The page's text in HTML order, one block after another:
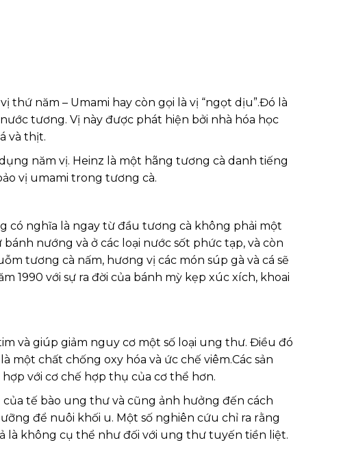
thứ năm – Umami hay còn gọi là vị “ngọt dịu”.Đó là
tương. Vị này được phát hiện bởi nhà hóa học
và thịt.
năm vị. Heinz là một hãng tương cà danh tiếng
vị umami trong tương cà.
có nghĩa là ngay từ đầu tương cà không phải một
nướng và ở các loại nước sốt phức tạp, và còn
tương cà nấm, hương vị các món súp gà và cá sẽ
với sự ra đời của bánh mỳ kẹp xúc xích, khoai
và giúp giảm nguy cơ một số loại ung thư. Điều đó
một chất chống oxy hóa và ức chế viêm.Các sản
với cơ chế hợp thụ của cơ thể hơn.
tế bào ung thư và cũng ảnh hưởng đến cách
để nuôi khối u. Một số nghiên cứu chỉ ra rằng
không cụ thể như đối với ung thư tuyến tiền liệt.